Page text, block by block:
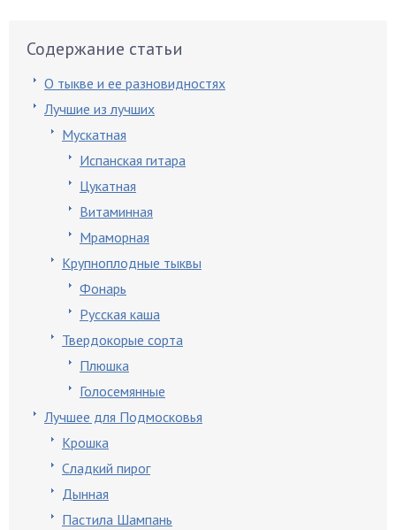
Содержание статьи
О тыкве и ее разновидностях
Лучшие из лучших
Мускатная
Испанская гитара
Цукатная
Витаминная
Мраморная
Крупноплодные тыквы
Фонарь
Русская каша
Твердокорые сорта
Плюшка
Голосемянные
Лучшее для Подмосковья
Крошка
Сладкий пирог
Дынная
Пастила Шампань